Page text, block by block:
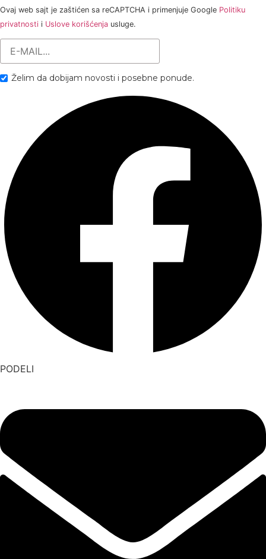
Ovaj web sajt je zaštićen sa reCAPTCHA i primenjuje Google Politiku
privatnosti i Uslove korišćenja usluge.
Želim da dobijam novosti i posebne ponude.
PODELI